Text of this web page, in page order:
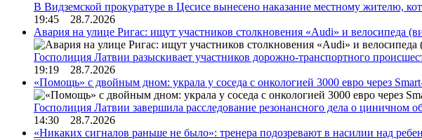
В Видземской прокуратуре в Цесисе вынесено наказание местному жителю,
19:45 28.7.2026
Авария на улице Ригас: ищут участников столкновения «Audi» и велосипеда
Госполиция Латвии разыскивает участников дорожно-транспортного
19:19 28.7.2026
«Помощь» с двойным дном: украла у соседа с онкологией 3000 евро через
Госполиция Латвии завершила расследование резонансного дела о циничном
14:30 28.7.2026
«Никаких сигналов раньше не было»: тренера подозревают в насилии над